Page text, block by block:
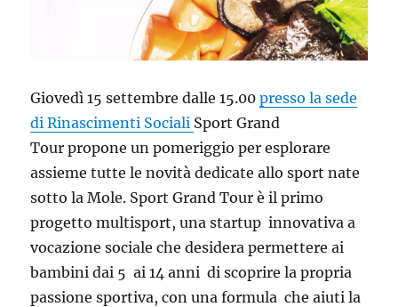
Giovedì 15 settembre dalle 15.00presso la sede
di Rinascimenti Sociali Sport Grand
Tour propone un pomeriggio per esplorare
assieme tutte le novità dedicate allo sport nate
sotto la Mole. Sport Grand Tourè il primo
progetto multisport, una startup innovativa a
vocazione sociale che desidera permettere ai
bambini dai 5 ai 14 anni di scoprire la propria
passione sportiva, con una formula che aiuti la